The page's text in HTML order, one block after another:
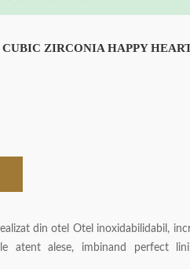
ZIRCONIA HAPPY
din otel Otel inoxidabilidabil,
atent alese, imbinand perfect